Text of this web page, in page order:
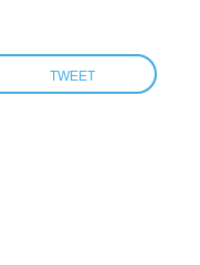
TWEET